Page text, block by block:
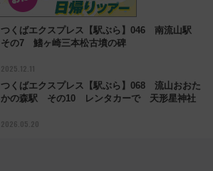
つくばエクスプレス【駅ぶら】046 南流山駅
その7 鰭ヶ崎三本松古墳の碑
2025.12.11
つくばエクスプレス【駅ぶら】068 流山おおた
かの森駅 その10 レンタカーで 天形星神社
2026.05.20